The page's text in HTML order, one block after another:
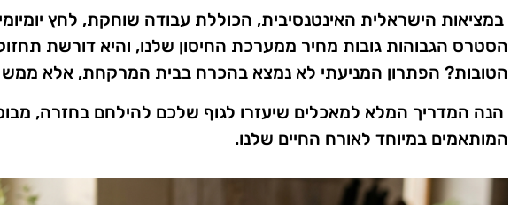
במציאות הישראלית האינטנסיבית, הכוללת עבודה שוחקת, לחץ
הסטרס הגבוהות גובות מחיר ממערכת החיסון שלנו, והיא דורשת
הטובות? הפתרון המניעתי לא נמצא בהכרח בבית המרקחת, אלא
הנה המדריך המלא למאכלים שיעזרו לגוף שלכם להילחם בחזרה,
המותאמים במיוחד לאורח החיים שלנו.